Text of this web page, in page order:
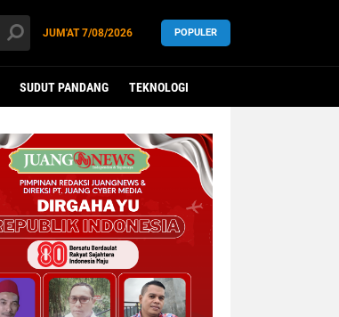
JUM'AT7/08/2026 POPULER
SUDUT PANDANG TEKNOLOGI